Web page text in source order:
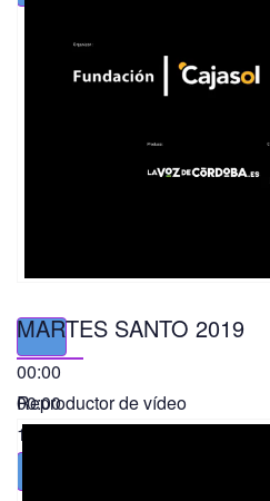
00:00
00:00
11:56
MARTES SANTO 2019
Reproductor de vídeo